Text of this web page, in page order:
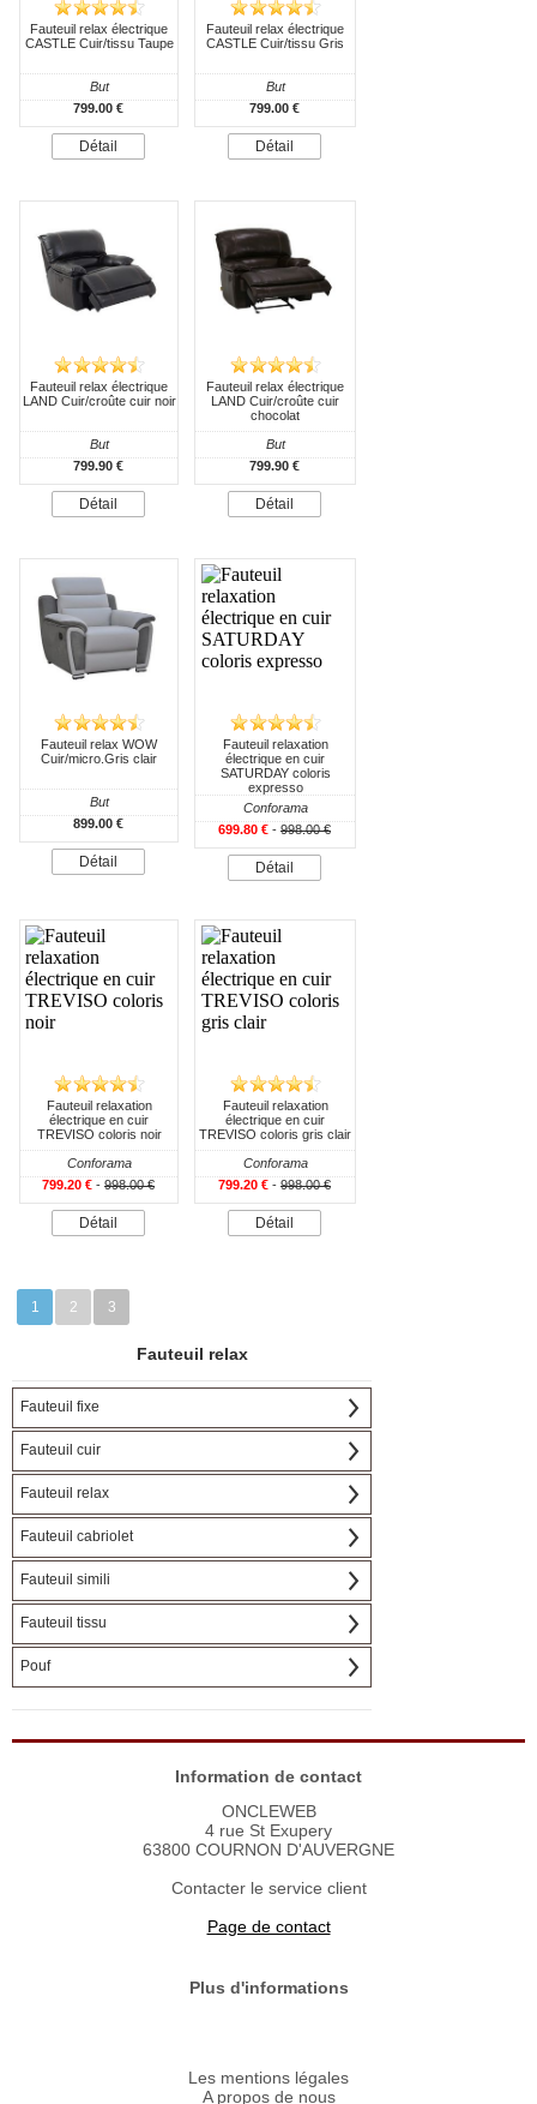
Fauteuil relax électrique
CASTLE Cuir/tissu Taupe
But
799.00 €
Détail
Fauteuil relax électrique
CASTLE Cuir/tissu Gris
But
799.00 €
Détail
Fauteuil relax électrique
LAND Cuir/croûte cuir noir
But
799.90 €
Détail
Fauteuil relax électrique
LAND Cuir/croûte cuir
chocolat
But
799.90 €
Détail
Fauteuil relax WOW
Cuir/micro.Gris clair
But
899.00 €
Détail
Fauteuil relaxation
électrique en cuir
SATURDAY coloris
expresso
Conforama
699.80 € - 998.00 €
Détail
Fauteuil relaxation
électrique en cuir
TREVISO coloris noir
Conforama
799.20 € - 998.00 €
Détail
Fauteuil relaxation
électrique en cuir
TREVISO coloris gris clair
Conforama
799.20 € - 998.00 €
Détail
1 2 3
Fauteuil relax
Fauteuil fixe
Fauteuil cuir
Fauteuil relax
Fauteuil cabriolet
Fauteuil simili
Fauteuil tissu
Pouf
Information de contact
ONCLEWEB
4 rue St Exupery
63800 COURNON D'AUVERGNE
Contacter le service client
Page de contact
Plus d'informations
Les mentions légales
A propos de nous